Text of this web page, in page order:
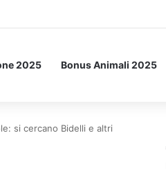
2025 Bonus Animali 2025
si cercano Bidelli e altri